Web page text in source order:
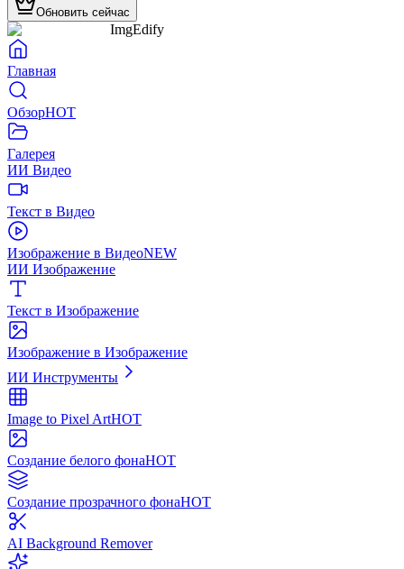
Обновить сейчас
ImgEdify
Главная
ОбзорHOT
Галерея
ИИ Видео
Текст в Видео
Изображение в ВидеоNEW
ИИ Изображение
Текст в Изображение
Изображение в Изображение
ИИ Инструменты
Image to Pixel ArtHOT
Создание белого фонаHOT
Создание прозрачного фонаHOT
AI Background Remover